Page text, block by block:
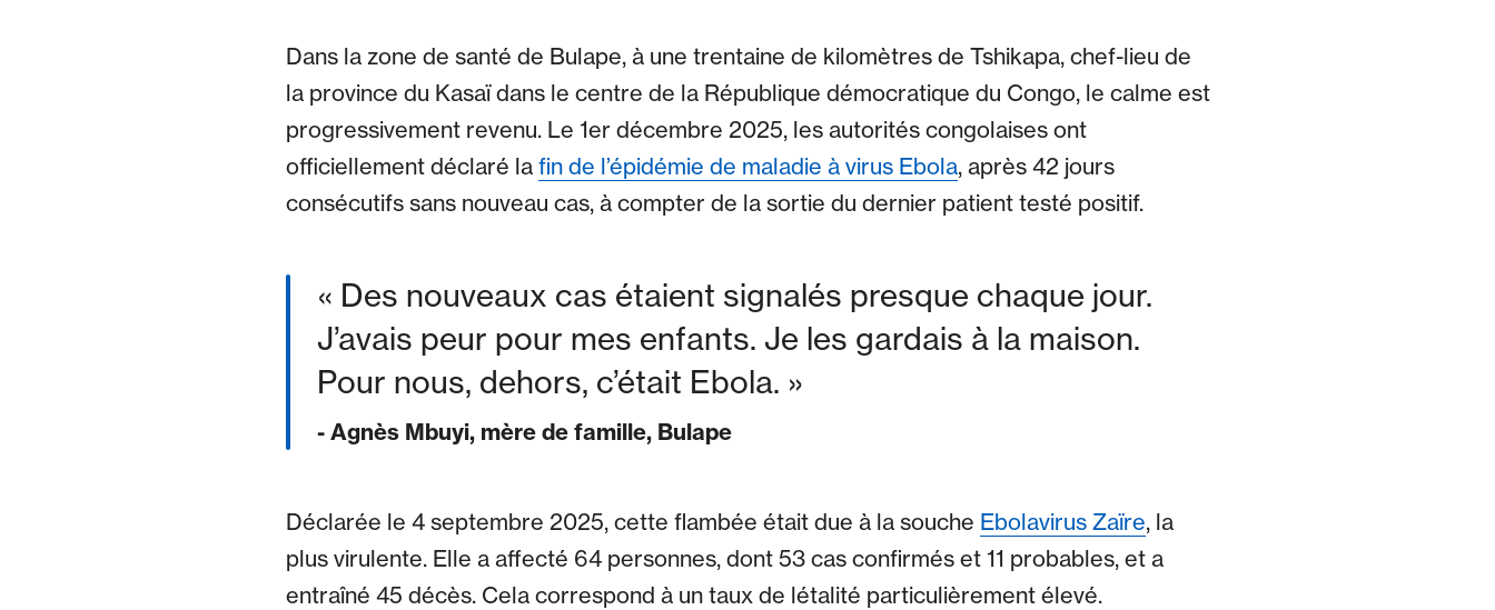
Dans la zone de santé de Bulape, à une trentaine de kilomètres de Tshikapa, chef-lieu de
la province du Kasaï dans le centre de la République démocratique du Congo, le calme est
progressivement revenu. Le 1er décembre 2025, les autorités congolaises ont
officiellement déclaré la fin de l’épidémie de maladie à virus Ebola, après 42 jours
consécutifs sans nouveau cas, à compter de la sortie du dernier patient testé positif.
Des nouveaux cas étaient signalés presque chaque jour.
J’avais peur pour mes enfants. Je les gardais à la maison.
Pour nous, dehors, c’était Ebola.
- Agnès Mbuyi, mère de famille, Bulape
Déclarée le 4 septembre 2025, cette flambée était due à la souche Ebolavirus Zaïre, la
plus virulente. Elle a affecté 64 personnes, dont 53 cas confirmés et 11 probables, et a
entraîné 45 décès. Cela correspond à un taux de létalité particulièrement élevé.